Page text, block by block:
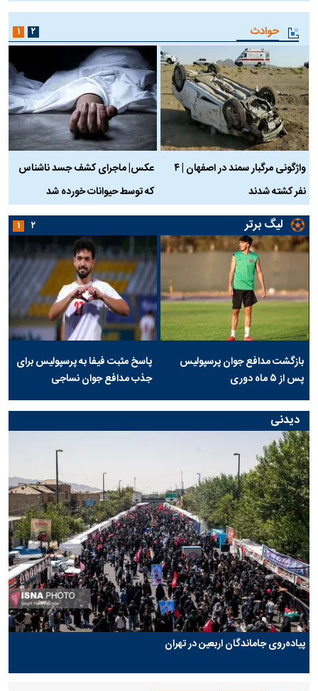
حوادث
واژگونی مرگبار سمند در اصفهان | ۴
نفر کشته شدند
عکس| ماجرای کشف جسد ناشناس
که توسط حیوانات خورده شد
۱ ۲
لیگ برتر
بازگشت مدافع جوان پرسپولیس
پس از ۵ ماه دوری
پاسخ مثبت فیفا به پرسپولیس برای
جذب مدافع جوان نساجی
۱ ۲
دیدنی
پیاده‌روی جاماندگان اربعین در تهران